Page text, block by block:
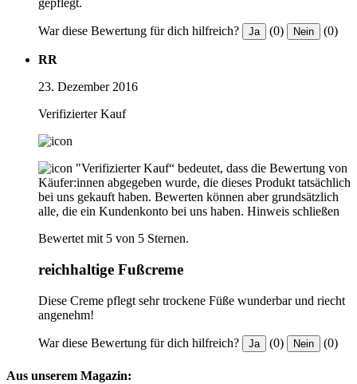
gepflegt.
War diese Bewertung für dich hilfreich? Ja (0) Nein (0)
RR
23. Dezember 2016
Verifizierter Kauf
"Verifizierter Kauf“ bedeutet, dass die Bewertung von
Käufer:innen abgegeben wurde, die dieses Produkt tatsächlich
bei uns gekauft haben. Bewerten können aber grundsätzlich
alle, die ein Kundenkonto bei uns haben. Hinweis schließen
Bewertet mit 5 von 5 Sternen.
reichhaltige Fußcreme
Diese Creme pflegt sehr trockene Füße wunderbar und riecht
angenehm!
War diese Bewertung für dich hilfreich? Ja (0) Nein (0)
Aus unserem Magazin: